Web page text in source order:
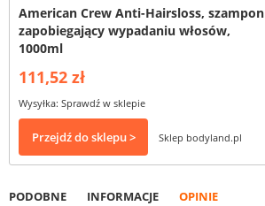
American Crew Anti-Hairsloss, szampon
zapobiegający wypadaniu włosów,
1000ml
111,52 zł
Wysyłka: Sprawdź w sklepie
Przejdź do sklepu > Sklep bodyland.pl
PODOBNE INFORMACJE OPINIE